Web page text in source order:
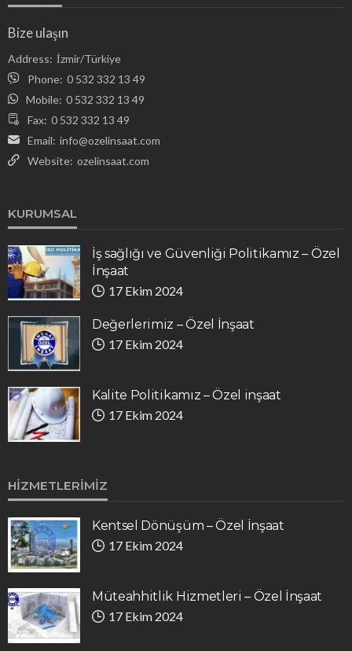
Bize ulaşın
Address: İzmir/Türkiye
Phone: 0 532 332 13 49
Mobile: 0 532 332 13 49
Fax: 0 532 332 13 49
Email: info@ozelinsaat.com
Website: ozelinsaat.com
KURUMSAL
İş sağlığı ve Güvenliği Politikamız – Özel
İnşaat
17 Ekim 2024
Değerlerimiz – Özel İnşaat
17 Ekim 2024
Kalite Politikamız – Özel inşaat
17 Ekim 2024
HIZMETLERIMIZ
Kentsel Dönüşüm – Özel İnşaat
17 Ekim 2024
Müteahhitlik Hizmetleri – Özel İnşaat
17 Ekim 2024